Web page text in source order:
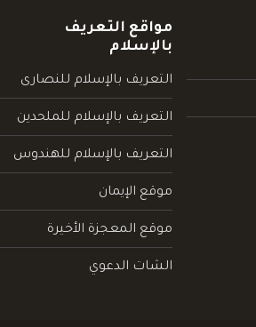
مواقع التعريف
بالإسلام
التعريف بالإسلام للنصارى
التعريف بالإسلام للملحدين
التعريف بالإسلام للهندوس
موقع الإيمان
موقع المعجزة الأخيرة
الشات الدعوي